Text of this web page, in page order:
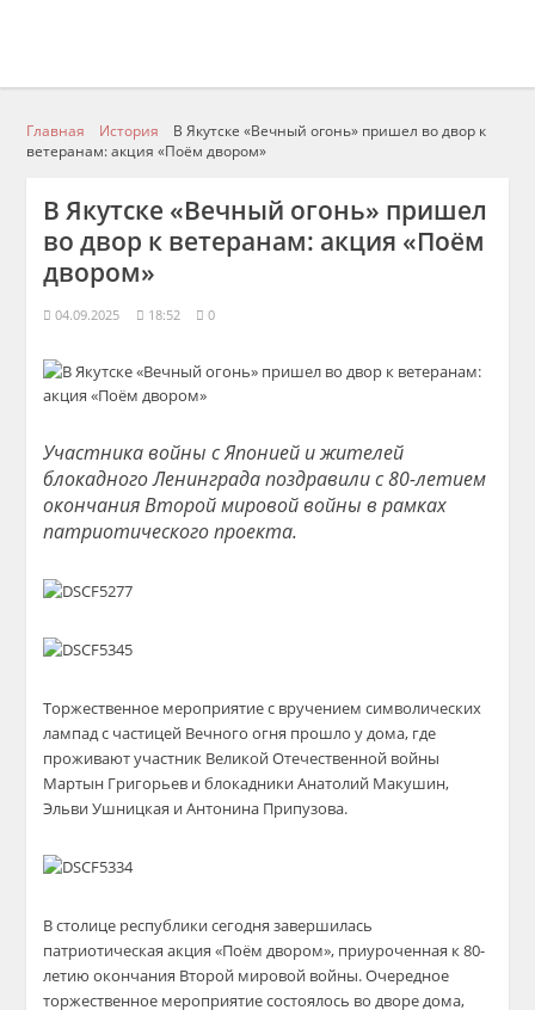
Главная История
В Якутске «Вечный огонь» пришел во двор к
ветеранам: акция «Поём двором»
В Якутске «Вечный огонь» пришел
во двор к ветеранам: акция «Поём
двором»
04.09.2025 18:52 0
Участника войны с Японией и жителей
блокадного Ленинграда поздравили с 80-летием
окончания Второй мировой войны в рамках
патриотического проекта.
Торжественное мероприятие с вручением символических
лампад с частицей Вечного огня прошло у дома, где
проживают участник Великой Отечественной войны
Мартын Григорьев и блокадники Анатолий Макушин,
Эльви Ушницкая и Антонина Припузова.
В столице республики сегодня завершилась
патриотическая акция «Поём двором», приуроченная к 80-
летию окончания Второй мировой войны. Очередное
торжественное мероприятие состоялось во дворе дома,